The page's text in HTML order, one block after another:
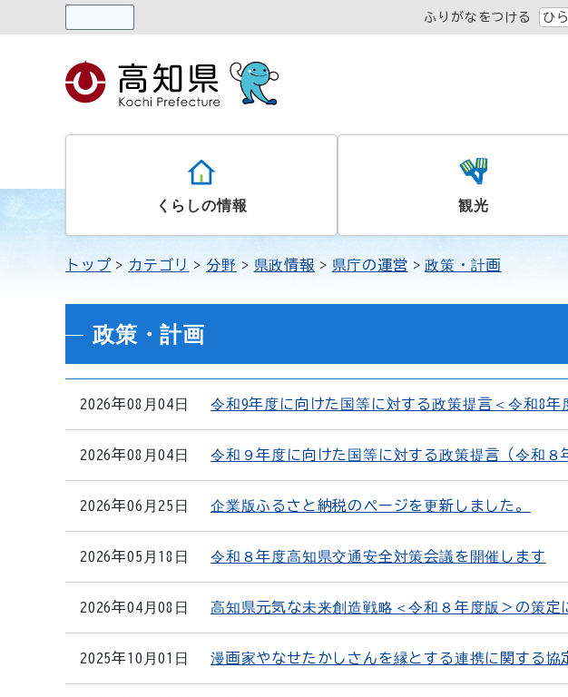
ふりがなをつける ひ
くらしの情報 観光
トップ カテゴリ 分野 県政情報 県庁の運営 政策・計画
政策・計画
2026年08月04日 令和9年度に向けた国等に対する政策提言＜令和8年
2026年08月04日 令和９年度に向けた国等に対する政策提言（令和８
2026年06月25日 企業版ふるさと納税のページを更新しました。
2026年05月18日 令和８年度高知県交通安全対策会議を開催します
2026年04月08日 高知県元気な未来創造戦略＜令和８年度版＞の策定
2025年10月01日 漫画家やなせたかしさんを縁とする連携に関する協